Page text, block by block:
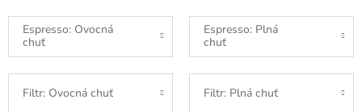
Espresso: Ovocná
chuť
Espresso: Plná
chuť
Filtr: Ovocná chuť Filtr: Plná chuť